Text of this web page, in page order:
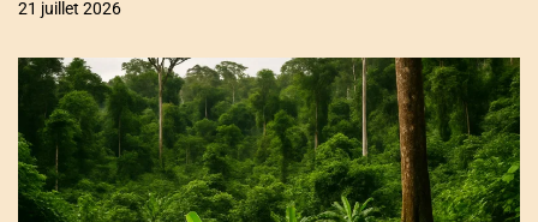
21 juillet 2026